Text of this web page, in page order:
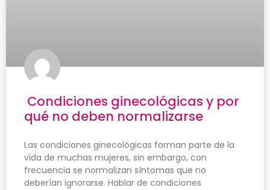
Condiciones ginecológicas y por
qué no deben normalizarse
Las condiciones ginecológicas forman parte de la
vida de muchas mujeres, sin embargo, con
frecuencia se normalizan síntomas que no
deberían ignorarse. Hablar de condiciones